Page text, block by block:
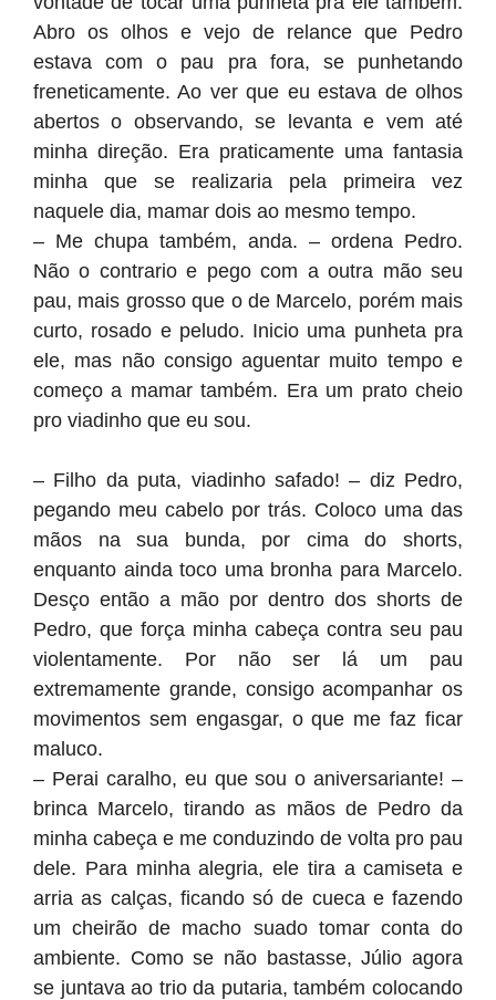
Abro os olhos e vejo de relance que Pedro
estava com o pau pra fora, se punhetando
freneticamente. Ao ver que eu estava de olhos
abertos o observando, se levanta e vem até
minha direção. Era praticamente uma fantasia
minha que se realizaria pela primeira vez
naquele dia, mamar dois ao mesmo tempo.
– Me chupa também, anda. – ordena Pedro.
Não o contrario e pego com a outra mão seu
pau, mais grosso que o de Marcelo, porém mais
curto, rosado e peludo. Inicio uma punheta pra
ele, mas não consigo aguentar muito tempo e
começo a mamar também. Era um prato cheio
pro viadinho que eu sou.
– Filho da puta, viadinho safado! – diz Pedro,
pegando meu cabelo por trás. Coloco uma das
mãos na sua bunda, por cima do shorts,
enquanto ainda toco uma bronha para Marcelo.
Desço então a mão por dentro dos shorts de
Pedro, que força minha cabeça contra seu pau
violentamente. Por não ser lá um pau
extremamente grande, consigo acompanhar os
movimentos sem engasgar, o que me faz ficar
maluco.
– Perai caralho, eu que sou o aniversariante! –
brinca Marcelo, tirando as mãos de Pedro da
minha cabeça e me conduzindo de volta pro pau
dele. Para minha alegria, ele tira a camiseta e
arria as calças, ficando só de cueca e fazendo
um cheirão de macho suado tomar conta do
ambiente. Como se não bastasse, Júlio agora
se juntava ao trio da putaria, também colocando